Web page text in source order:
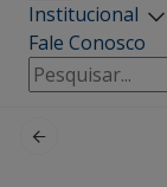
Institucional
Fale Conosco
Pesquisar
por: